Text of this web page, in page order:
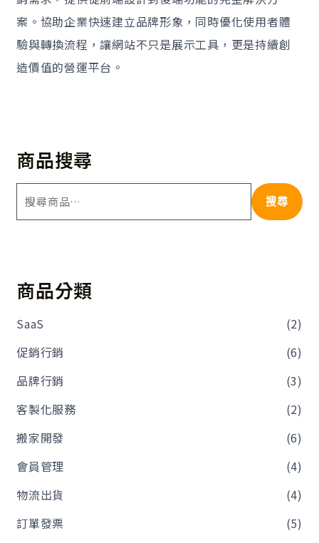
案。協助企業快速建立品牌形象，同時優化使用者體
驗與轉換流程，讓網站不只是展示工具，更是持續創
造價值的營運平台。
商品搜尋
搜尋
商品分類
SaaS
(2)
促銷行銷
(6)
品牌行銷
(3)
客製化服務
(2)
搬家開發
(6)
會員管理
(4)
物流出貨
(4)
訂單發票
(5)